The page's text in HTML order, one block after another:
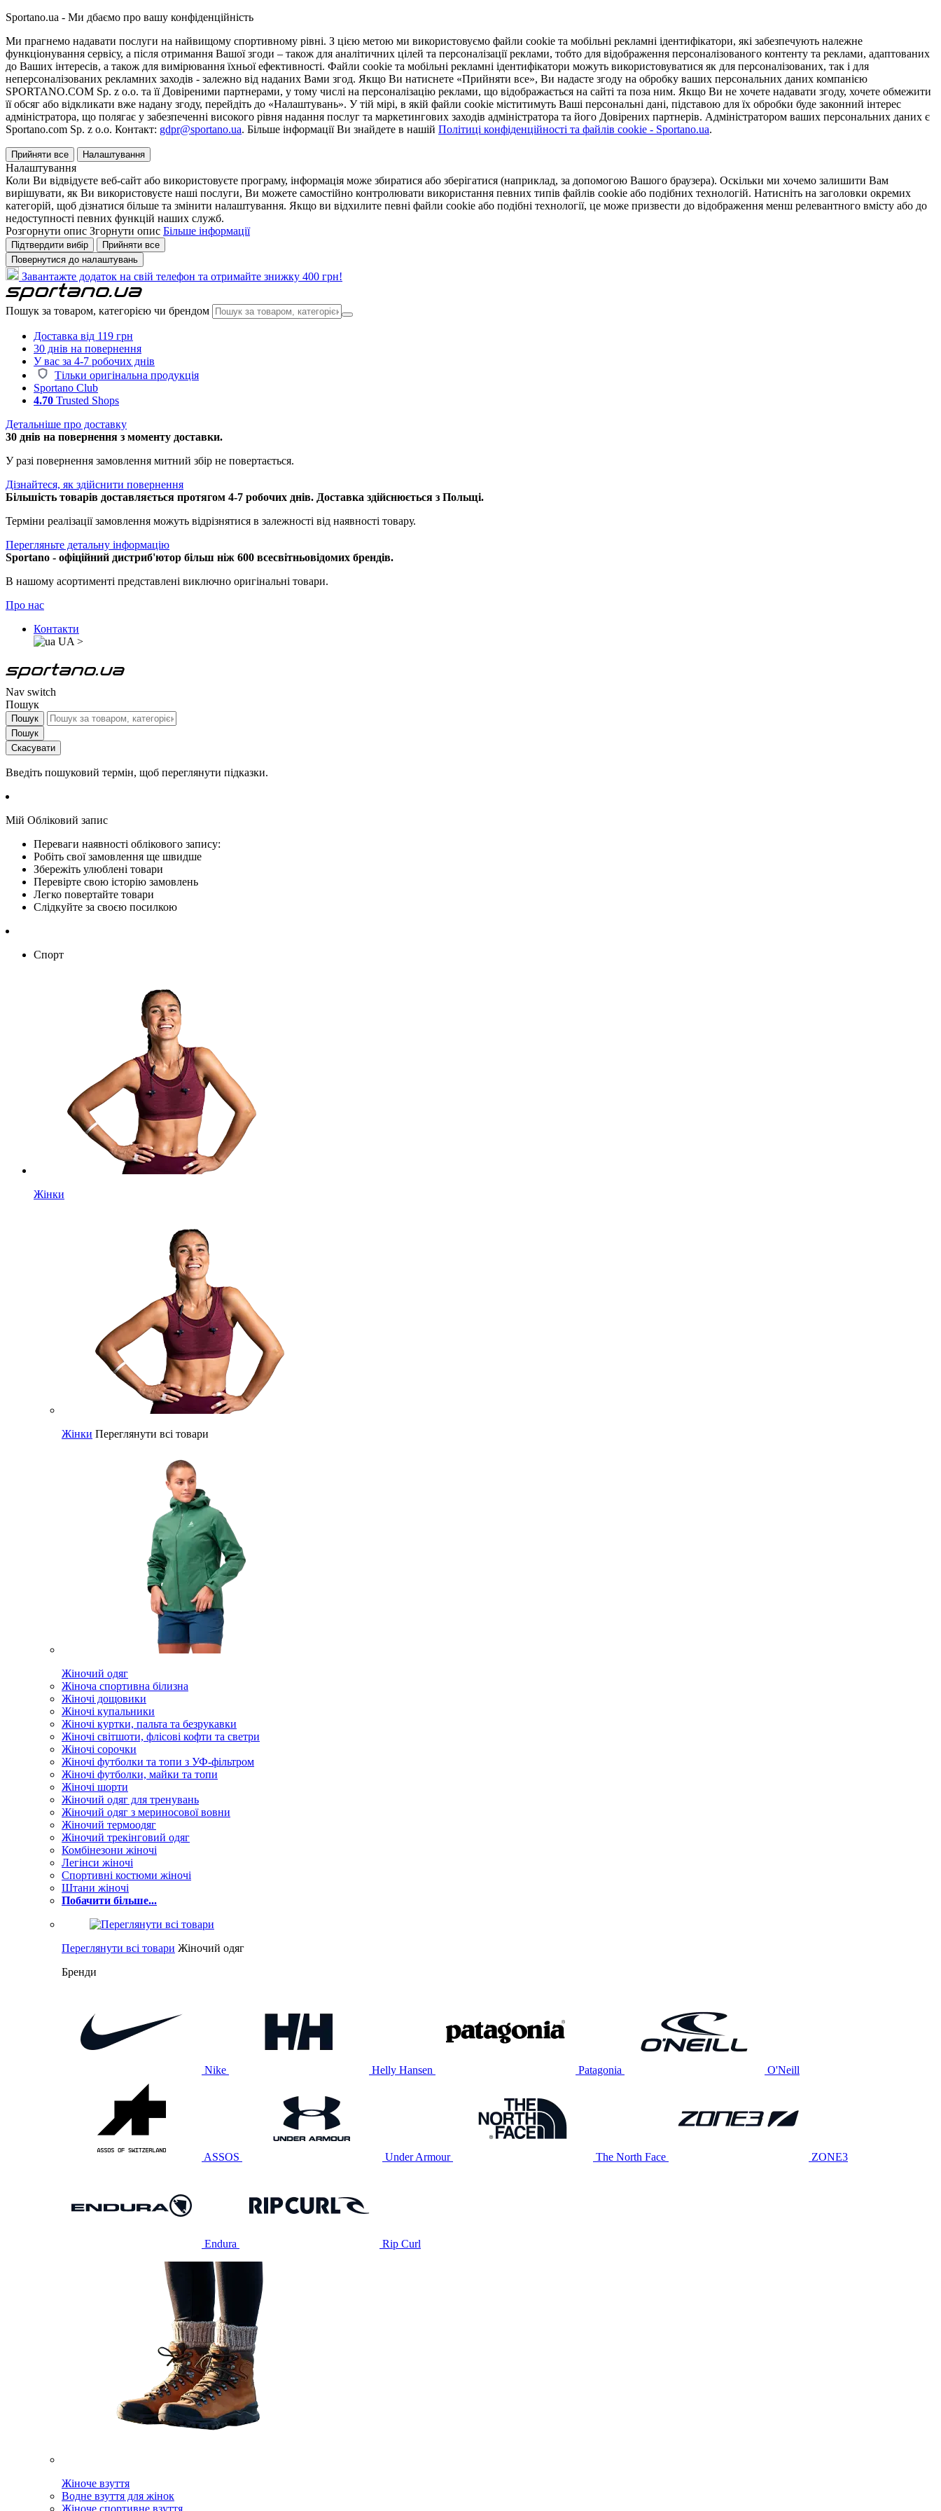
Sportano.ua - Ми дбаємо про вашу конфіденційність
Ми прагнемо надавати послуги на найвищому спортивному рівні. З цією метою ми використовуємо файли cookie та мобільні рекламні ідентифікатори, які забезпечують належне
функціонування сервісу, а після отримання Вашої згоди – також для аналітичних цілей та персоналізації реклами, тобто для відображення персоналізованого контенту та реклами, адаптованих
до Ваших інтересів, а також для вимірювання їхньої ефективності. Файли cookie та мобільні рекламні ідентифікатори можуть використовуватися як для персоналізованих, так і для
неперсоналізованих рекламних заходів - залежно від наданих Вами згод. Якщо Ви натиснете «Прийняти все», Ви надасте згоду на обробку ваших персональних даних компанією
SPORTANO.COM Sp. z o.o. та її Довіреними партнерами, у тому числі на персоналізацію реклами, що відображається на сайті та поза ним. Якщо Ви не хочете надавати згоду, хочете обмежити
її обсяг або відкликати вже надану згоду, перейдіть до «Налаштувань». У тій мірі, в якій файли cookie міститимуть Ваші персональні дані, підставою для їх обробки буде законний інтерес
адміністратора, що полягає у забезпеченні високого рівня надання послуг та маркетингових заходів адміністратора та його Довірених партнерів. Адміністратором ваших персональних даних є
Sportano.com Sp. z o.o. Контакт: gdpr@sportano.ua. Більше інформації Ви знайдете в нашій Політиці конфіденційності та файлів cookie - Sportano.ua.
Прийняти все Налаштування
Налаштування
Коли Ви відвідуєте веб-сайт або використовуєте програму, інформація може збиратися або зберігатися (наприклад, за допомогою Вашого браузера). Оскільки ми хочемо залишити Вам
вирішувати, як Ви використовуєте наші послуги, Ви можете самостійно контролювати використання певних типів файлів cookie або подібних технологій. Натисніть на заголовки окремих
категорій, щоб дізнатися більше та змінити налаштування. Якщо ви відхилите певні файли cookie або подібні технології, це може призвести до відображення менш релевантного вмісту або до
недоступності певних функцій наших служб.
Розгорнути опис Згорнути опис Більше інформації
Підтвердити вибір
Прийняти все
Повернутися до налаштувань
Завантажте додаток на свій телефон та отримайте знижку 400 грн!
Пошук за товаром, категорією чи брендом
Доставка від 119 грн
30 днів на повернення
У вас за 4-7 робочих днів
Тільки оригінальна продукція
Sportano Club
4.70 Trusted Shops
Детальніше про доставку
30 днів на повернення з моменту доставки.
У разі повернення замовлення митний збір не повертається.
Дізнайтеся, як здійснити повернення
Більшість товарів доставляється протягом 4-7 робочих днів. Доставка здійснюється з Польщі.
Терміни реалізації замовлення можуть відрізнятися в залежності від наявності товару.
Перегляньте детальну інформацію
Sportano - офіційний дистриб'ютор більш ніж 600 всесвітньовідомих брендів.
В нашому асортименті представлені виключно оригінальні товари.
Про нас
Контакти
UA >
Nav switch
Пошук
Пошук
Пошук
Скасувати
Введіть пошуковий термін, щоб переглянути підказки.
Мій Обліковий запис
Переваги наявності облікового запису:
Робіть свої замовлення ще швидше
Збережіть улюблені товари
Перевірте свою історію замовлень
Легко повертайте товари
Слідкуйте за своєю посилкою
Спорт
Жінки
Жінки Переглянути всі товари
Жіночий одяг
Жіноча спортивна білизна
Жіночі дощовики
Жіночі купальники
Жіночі куртки, пальта та безрукавки
Жіночі світшоти, флісові кофти та светри
Жіночі сорочки
Жіночі футболки та топи з УФ-фільтром
Жіночі футболки, майки та топи
Жіночі шорти
Жіночий одяг для тренувань
Жіночий одяг з мериносової вовни
Жіночий термоодяг
Жіночий трекінговий одяг
Комбінезони жіночі
Легінси жіночі
Спортивні костюми жіночі
Штани жіночі
Побачити більше...
Переглянути всі товари Жіночий одяг
Бренди
Nike Helly Hansen Patagonia O'Neill
ASSOS Under Armour The North Face ZONE3
Endura Rip Curl
Жіноче взуття
Водне взуття для жінок
Жіноче спортивне взуття